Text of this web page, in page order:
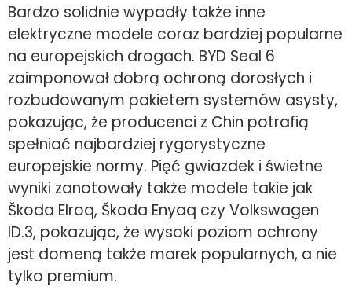
Bardzo solidnie wypadły także inne
elektryczne modele coraz bardziej popularne
na europejskich drogach. BYD Seal 6
zaimponował dobrą ochroną dorosłych i
rozbudowanym pakietem systemów asysty,
pokazując, że producenci z Chin potrafią
spełniać najbardziej rygorystyczne
europejskie normy. Pięć gwiazdek i świetne
wyniki zanotowały także modele takie jak
Škoda Elroq, Škoda Enyaq czy Volkswagen
ID.3, pokazując, że wysoki poziom ochrony
jest domeną także marek popularnych, a nie
tylko premium.